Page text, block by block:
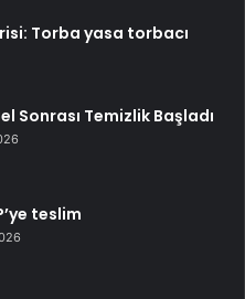
Torba yasa torbacı
Sonrası Temizlik Başladı
teslim